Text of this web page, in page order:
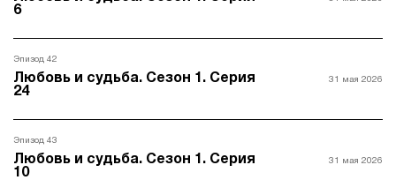
6
Эпизод 42
Любовь и судьба. Сезон 1. Серия
24
31 мая 2026
Эпизод 43
Любовь и судьба. Сезон 1. Серия
10
31 мая 2026